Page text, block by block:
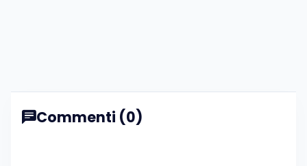
Commenti (0)